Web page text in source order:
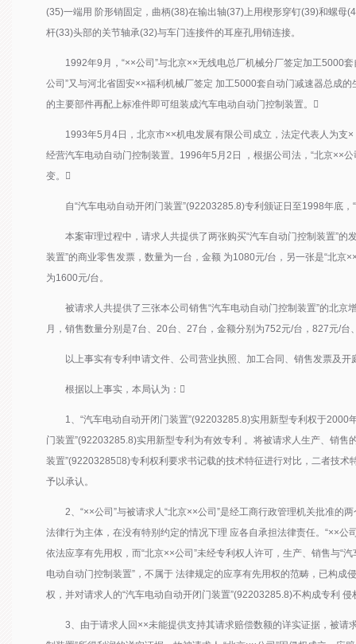
(35)一端用 阶形销固定，曲柄(38)在输出轴(37)上用楔形穿钉(39)和螺母
杆(33)头部的关节轴承(32)与车门连接件的耳座孔用销连接。
1992年9月，“××公司”与北京××无线电总厂机械分厂签定加工5000套
公司”又与河北省固安××福利机械厂签定 加工5000套自动门减速器总成
的主要部件再配上标准件即可组装成汽车电动自动门控制装置。
1993年5月4日，北京市××机电发展有限公司成立，法定代表人为支×
经营汽车电动自动门控制装置。1996年5月2日 ，根据公司法，“北京××
变。
自“汽车电动自动开闭门装置”(92203285.8)专利颁证日至1998年底，
本案审理过程中，请求人共提供了两张购买“汽车自动门控制装置”的
装置”的商业零售发票，数量为一台，金额 为1080元/台，另一张是“北京
为1600元/台。
被请求人共提供了三张本公司销售“汽车电动自动门控制装置”的北京
月，销售数量分别是7台、20台、27台，金额分别为752元/台，827元/台
以上事实有专利申请文件、公司营业执照、加工合同、销售发票及开
根据以上事实，本局认为：
1、“汽车电动自动开闭门装置”(92203285.8)实用新型专利权于2000
门装置”(92203285.8)实用新型专利为有效专利 。将被请求人生产、销售
装置”(922032858)专利权利要求书记载的技术特征进行对比，二者技
予以承认。
2、“××公司”与被请求人“北京××公司”是经工商行政管理机关批准的
法律行为主体，在没有特别约定的情况下理 应各自承担法律责任。“××公
依法应享有先用权，而“北京××公司”未经专利权人许可，生产、销售与“
电动自动门控制装置”，不属于 法律规定的应享有先用权的范畴，已构成
权，并对请求人的“汽车电动自动开闭门装置”(92203285.8)不构成专利
3、由于请求人回××未能提供支持其请求赔偿数额的详实证据，被请